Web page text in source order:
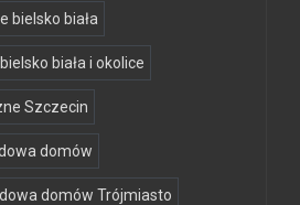
bielsko biała
biała i okolice
Szczecin
domów
domów Trójmiasto